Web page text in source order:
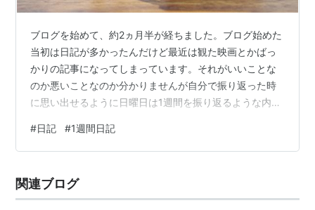
ブログを始めて、約2ヵ月半が経ちました。ブログ始めた
当初は日記が多かったんだけど最近は観た映画とかばっ
かりの記事になってしまっています。それがいいことな
のか悪いことなのか分かりませんが自分で振り返った時
に思い出せるように日曜日は1週間を振り返るような内容
曜日から日曜日までの軽い日記を書きたいと思います。
6月9日～6月15日までの日記 6月9日 月曜日 6月10日 火
14日 土曜日 6月15日 日曜日 6月9日～6月15日までの日
記 6月9日 月曜日 月曜日は在宅勤務。燃える…
#日記 #1週間日記
関連ブログ